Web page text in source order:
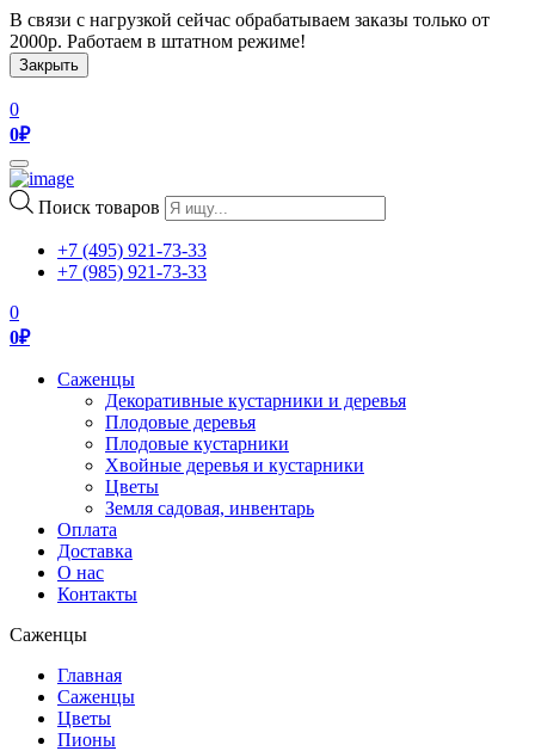
В связи с нагрузкой сейчас обрабатываем заказы только от
2000р. Работаем в штатном режиме!
Закрыть
0
0₽
Toggle
navigation
Поиск товаров
+7 (495) 921-73-33
+7 (985) 921-73-33
0
0₽
Саженцы
Декоративные кустарники и деревья
Плодовые деревья
Плодовые кустарники
Хвойные деревья и кустарники
Цветы
Земля садовая, инвентарь
Оплата
Доставка
О нас
Контакты
Саженцы
Главная
Саженцы
Цветы
Пионы